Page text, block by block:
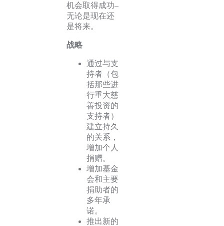
机会取得成功–
无论是现在还
是将来。
战略
通过与支
持者（包
括那些进
行重大慈
善投资的
支持者）
建立持久
的关系，
增加个人
捐赠。
增加基金
会和主要
捐助者的
多年承
诺。
推出新的